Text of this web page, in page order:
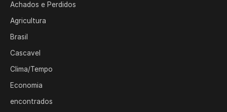
Achados e Perdidos
Agricultura
Brasil
Cascavel
Clima/Tempo
Economia
encontrados